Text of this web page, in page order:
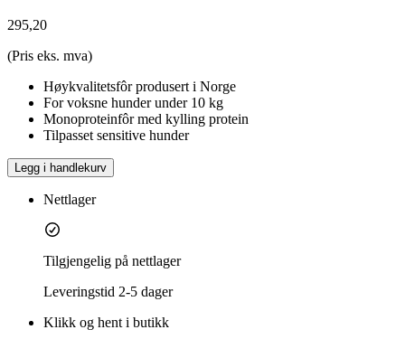
295,20
(Pris eks. mva)
Høykvalitetsfôr produsert i Norge
For voksne hunder under 10 kg
Monoproteinfôr med kylling protein
Tilpasset sensitive hunder
Legg i handlekurv
Nettlager
Tilgjengelig på nettlager
Leveringstid 2-5 dager
Klikk og hent i butikk